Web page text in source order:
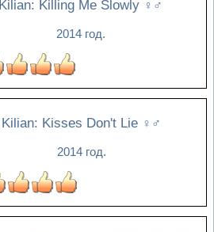
Kilian: Killing Me Slowly ♀♂
2014 год.
Kilian: Kisses Don't Lie ♀♂
2014 год.